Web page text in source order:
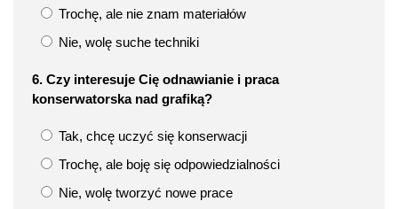
Trochę, ale nie znam materiałów
Nie, wolę suche techniki
6. Czy interesuje Cię odnawianie i praca
konserwatorska nad grafiką?
Tak, chcę uczyć się konserwacji
Trochę, ale boję się odpowiedzialności
Nie, wolę tworzyć nowe prace